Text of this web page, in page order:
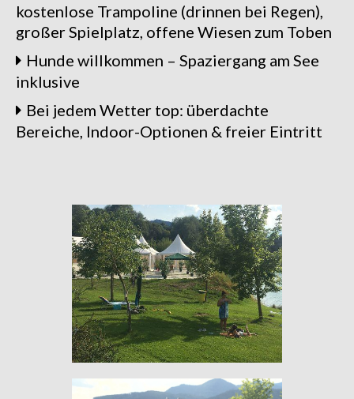
kostenlose Trampoline (drinnen bei Regen),
großer Spielplatz, offene Wiesen zum Toben
Hunde willkommen – Spaziergang am See
inklusive
Bei jedem Wetter top: überdachte
Bereiche, Indoor-Optionen & freier Eintritt